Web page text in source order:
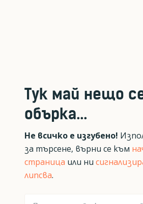
Тук май нещо
обърка...
Не всичко е изгубено!
за търсене, върни се към
страница или ни
липсва.